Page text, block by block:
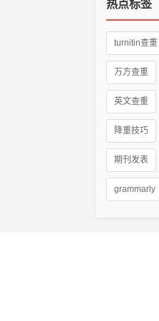
热点标签
turnitin查重
万方查重
英文查重
降重技巧
期刊发表
grammarly